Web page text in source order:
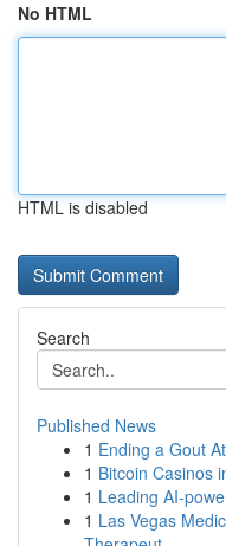
No HTML
HTML is disabled
Search
Published News
1 Ending a Gout
1 Bitcoin Casinos
1 Leading AI-
1 Las Vegas